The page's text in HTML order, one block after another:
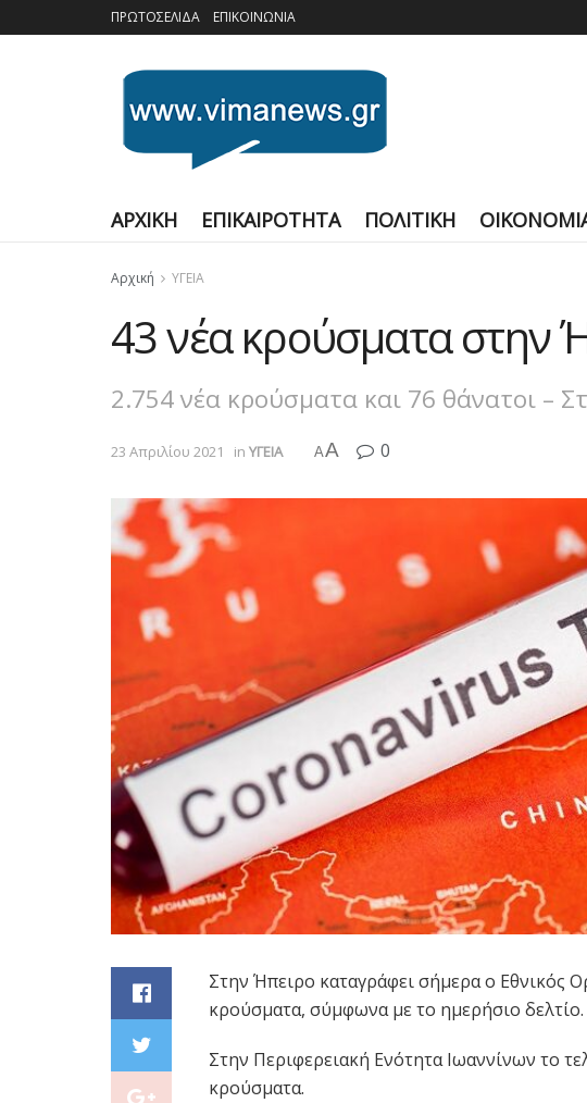
ΠΡΩΤΟΣΕΛΙΔΑ ΕΠΙΚΟΙΝΩΝΙΑ
ΑΡΧΙΚΗ ΕΠΙΚΑΙΡΟΤΗΤΑ ΠΟΛΙΤΙΚΗ
Αρχική ΥΓΕΙΑ
43 νέα κρούσματα στην
2.754 νέα κρούσματα και 76 θάνατοι –
23 Απριλίου 2021 in ΥΓΕΙΑ AA 0
Στην Ήπειρο καταγράφει σήμερα ο Εθνικός
κρούσματα, σύμφωνα με το ημερήσιο δελτίο.
Στην Περιφερειακή Ενότητα Ιωαννίνων το
κρούσματα.